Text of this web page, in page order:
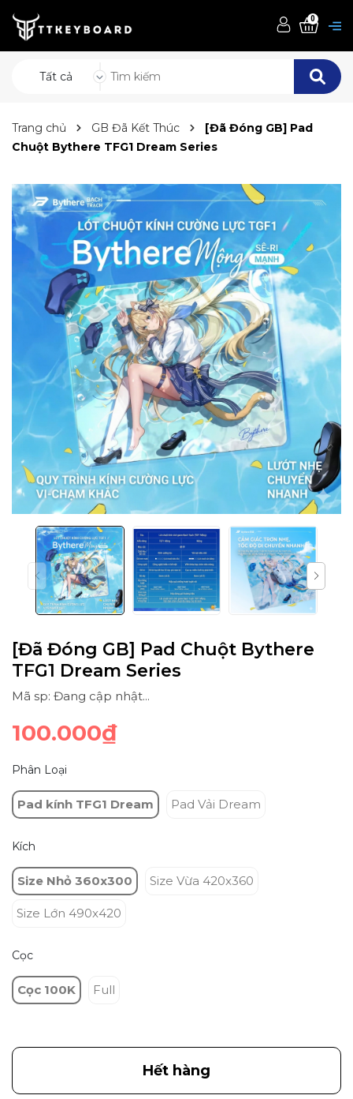
Tất cả
0
Trang chủ GB Đã Kết Thúc
[Đã Đóng GB] Pad
Chuột Bythere TFG1 Dream Series
[Đã Đóng GB] Pad Chuột Bythere
TFG1 Dream Series
Mã sp: Đang cập nhật...
100.000₫
Phân Loại
Pad kính TFG1 Dream Pad Vải Dream
Kích
Size Nhỏ 360x300 Size Vừa 420x360
Size Lớn 490x420
Cọc
Cọc 100K Full
Hết hàng